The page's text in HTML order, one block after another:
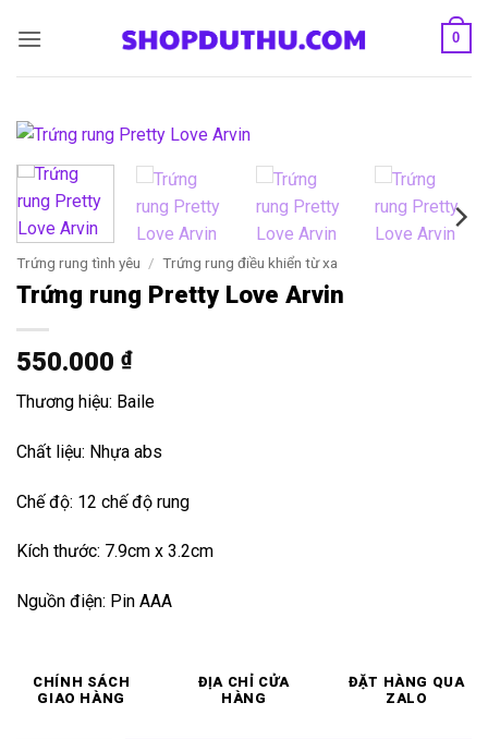
qua
0
Trứng rung tình yêu / Trứng rung điều khiển từ xa
Trứng rung Pretty Love Arvin
550.000 ₫
Thương hiệu: Baile
Chất liệu: Nhựa abs
Chế độ: 12 chế độ rung
Kích thước: 7.9cm x 3.2cm
Nguồn điện: Pin AAA
CHÍNH SÁCH
GIAO HÀNG
ĐỊA CHỈ CỬA
HÀNG
ĐẶT HÀNG QUA
ZALO